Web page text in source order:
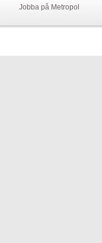
Jobba på Metropol